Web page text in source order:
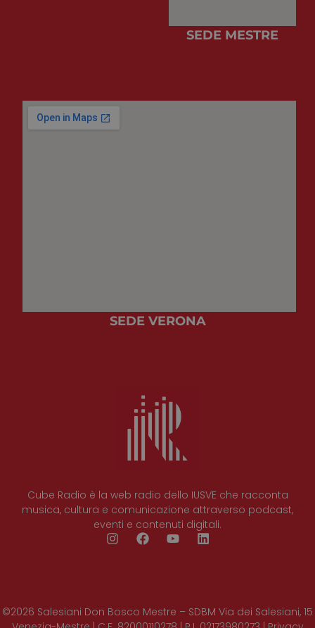
Cube Radio è la web radio dello IUSVE che racconta
musica, cultura e comunicazione attraverso podcast,
eventi e contenuti digitali.
SEDE MESTRE
SEDE VERONA
©2026 Salesiani Don Bosco Mestre – SDBM Via dei Salesiani, 15